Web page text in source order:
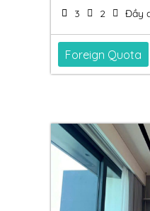
3 2 Đầy
Foreign Quota